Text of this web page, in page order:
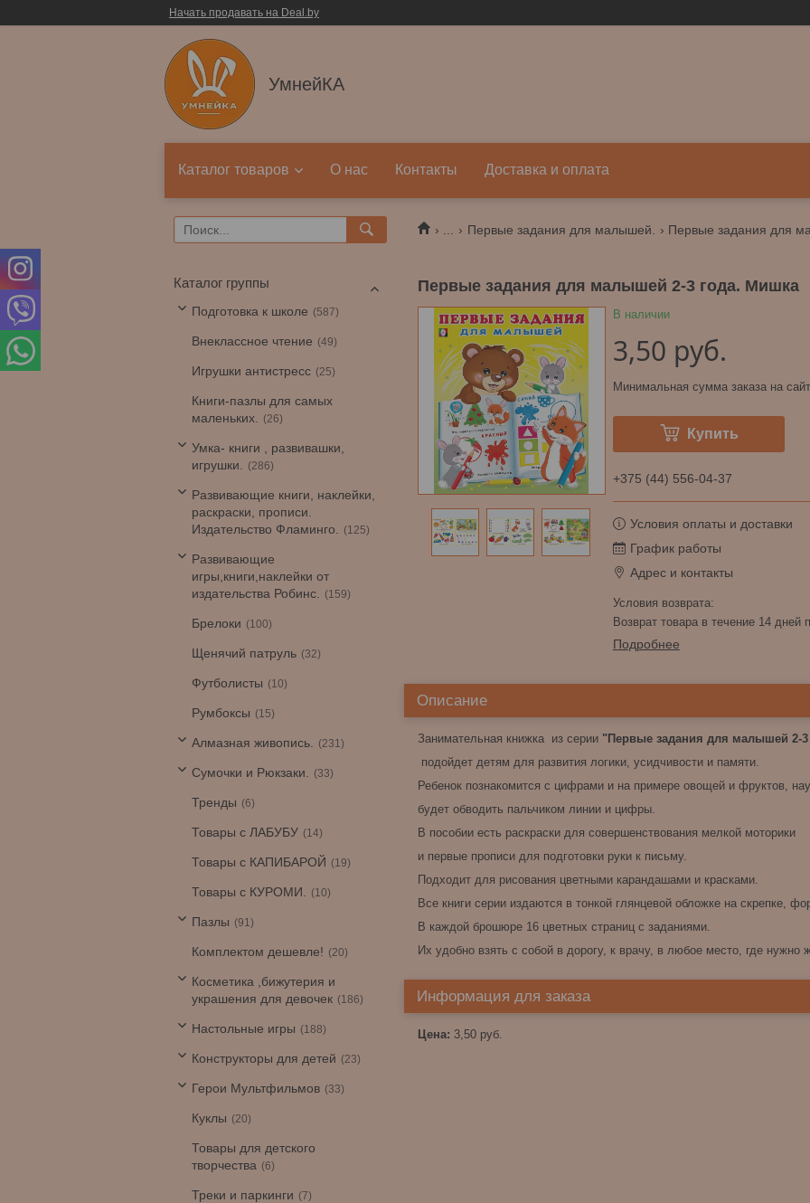
Начать продавать на Deal.by
УмнейКА
Каталог товаров О нас Контакты Доставка и оплата
Первые задания для малышей. Первые задания для
Первые задания для малышей 2-3 года. Мишка
В наличии
3,50 руб.
Минимальная сумма заказа на
Купить
+375 (44) 556-04-37
Условия оплаты и доставки
График работы
Адрес и контакты
возврат товара в течение 14 дней
Подробнее
Описание
Занимательная книжка из серии "Первые задания для малышей 2-3
подойдет детям для развития логики, усидчивости и памяти.
Ребенок познакомится с цифрами и на примере овощей и фруктов,
будет обводить пальчиком линии и цифры.
В пособии есть раскраски для совершенствования мелкой моторики
и первые прописи для подготовки руки к письму.
Подходит для рисования цветными карандашами и красками.
Все книги серии издаются в тонкой глянцевой обложке на скрепке,
В каждой брошюре 16 цветных страниц с заданиями.
Их удобно взять с собой в дорогу, к врачу, в любое место, где нужно
Информация для заказа
Цена: 3,50 руб.
Каталог группы
Подготовка к школе 587
Внеклассное чтение 49
Игрушки антистресс 25
Книги-пазлы для самых
маленьких.
26
Умка- книги , развивашки,
игрушки.
286
Развивающие книги, наклейки,
раскраски, прописи.
Издательство Фламинго.
125
Развивающие
игры,книги,наклейки от
издательства Робинс.
159
Брелоки 100
Щенячий патруль 32
Футболисты 10
Румбоксы 15
Алмазная живопись. 231
Сумочки и Рюкзаки. 33
Тренды 6
Товары с ЛАБУБУ 14
Товары с КАПИБАРОЙ 19
Товары с КУРОМИ. 10
Пазлы 91
Комплектом дешевле! 20
Косметика ,бижутерия и
украшения для девочек
186
Настольные игры 188
Конструкторы для детей 23
Герои Мультфильмов 33
Куклы 20
Товары для детского
творчества
6
Треки и паркинги 7